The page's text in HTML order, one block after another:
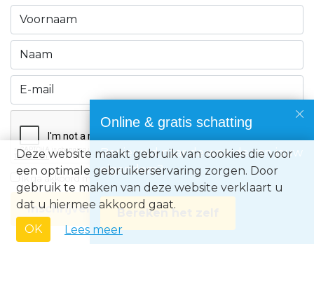
Online & gratis schatting
Benieuwd naar de waarde van jouw
eigendom?
Bereken het zelf
Ik ga akkoord met de privacyvoorwaarden
Inschrijven
Deze website maakt gebruik van cookies die voor
een optimale gebruikerservaring zorgen. Door
gebruik te maken van deze website verklaart u
dat u hiermee akkoord gaat.
OK
Lees meer